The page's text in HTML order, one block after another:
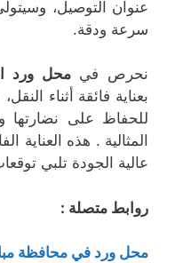
عنوان التوصيل،
سرعة ودقة.
نحرص فيمحل ورد
بعناية فائقة أثناء
للحفاظ على نضارتها
المثالية . هذه العناية
عالية الجودة تلبي
روابط متصلة :
محل ورد في محافظة